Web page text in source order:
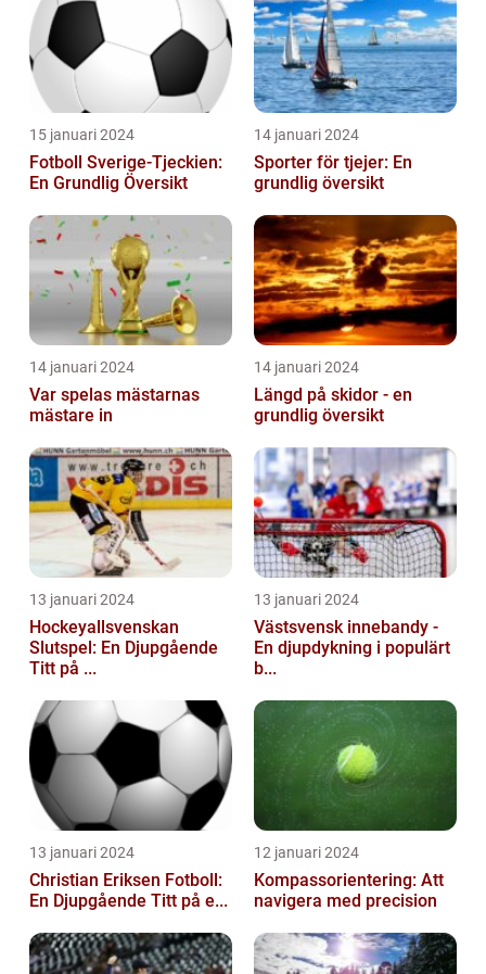
15 januari 2024
Fotboll Sverige-Tjeckien:
En Grundlig Översikt
14 januari 2024
Sporter för tjejer: En
grundlig översikt
14 januari 2024
Var spelas mästarnas
mästare in
14 januari 2024
Längd på skidor - en
grundlig översikt
13 januari 2024
Hockeyallsvenskan
Slutspel: En Djupgående
Titt på ...
13 januari 2024
Västsvensk innebandy -
En djupdykning i populärt
b...
13 januari 2024
Christian Eriksen Fotboll:
En Djupgående Titt på e...
12 januari 2024
Kompassorientering: Att
navigera med precision